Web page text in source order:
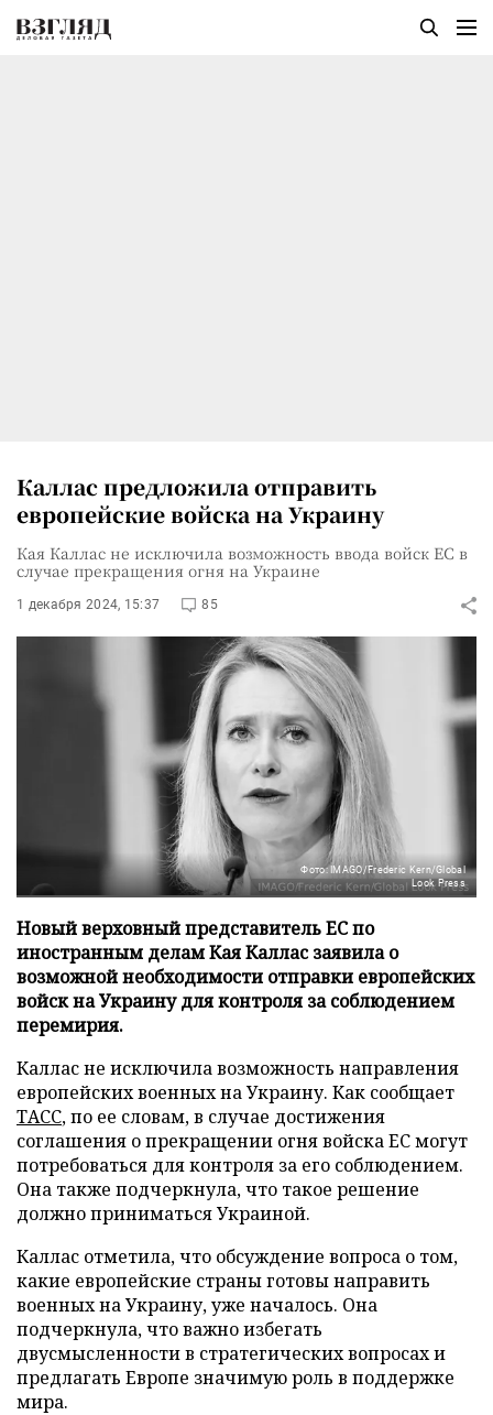
Каллас предложила отправить
европейские войска на Украину
Кая Каллас не исключила возможность ввода войск ЕС в
случае прекращения огня на Украине
1 декабря 2024, 15:37 85
Фото: IMAGO/Frederic Kern/Global
Look Press
Новый верховный представитель ЕС по
иностранным делам Кая Каллас заявила о
возможной необходимости отправки европейских
войск на Украину для контроля за соблюдением
перемирия.
Каллас не исключила возможность направления
европейских военных на Украину. Как сообщает
ТАСС, по ее словам, в случае достижения
соглашения о прекращении огня войска ЕС могут
потребоваться для контроля за его соблюдением.
Она также подчеркнула, что такое решение
должно приниматься Украиной.
Каллас отметила, что обсуждение вопроса о том,
какие европейские страны готовы направить
военных на Украину, уже началось. Она
подчеркнула, что важно избегать
двусмысленности в стратегических вопросах и
предлагать Европе значимую роль в поддержке
мира.